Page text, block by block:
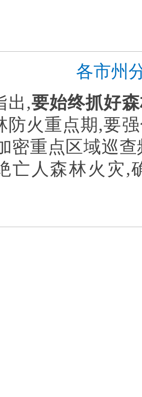
各市州
出,要始终抓好
防火重点期,要
密重点区域巡
亡人森林火灾,